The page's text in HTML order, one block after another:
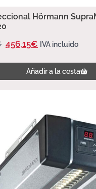
Hörmann
456,15€ IVA incluido
Añadir a la cesta